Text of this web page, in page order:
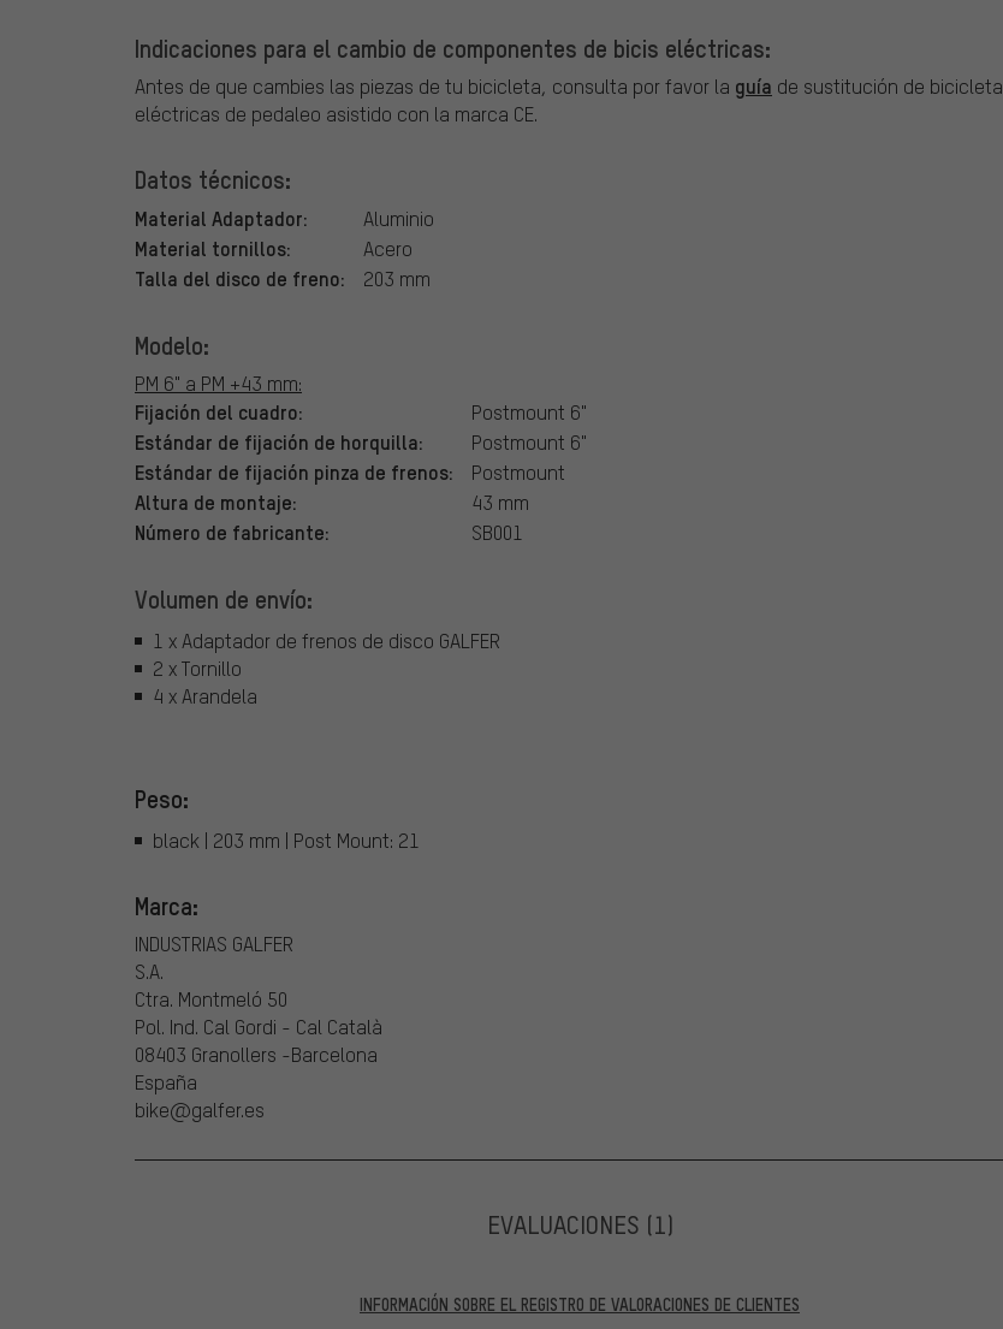
Indicaciones para el cambio de componentes de bicis eléctricas:
Antes de que cambies las piezas de tu bicicleta, consulta por favor la guía de sustitución de bicicleta
eléctricas de pedaleo asistido con la marca CE.
Datos técnicos:
Material Adaptador: Aluminio
Material tornillos: Acero
Talla del disco de freno: 203 mm
Modelo:
PM 6" a PM +43 mm:
Fijación del cuadro: Postmount 6"
Estándar de fijación de horquilla: Postmount 6"
Estándar de fijación pinza de frenos: Postmount
Altura de montaje: 43 mm
Número de fabricante: SB001
Volumen de envío:
1 x Adaptador de frenos de disco GALFER
2 x Tornillo
4 x Arandela
Peso:
black | 203 mm | Post Mount: 21
Marca:
INDUSTRIAS GALFER
S.A.
Ctra. Montmeló 50
Pol. Ind. Cal Gordi - Cal Català
08403 Granollers -Barcelona
España
bike@galfer.es
EVALUACIONES (1)
INFORMACIÓN SOBRE EL REGISTRO DE VALORACIONES DE CLIENTES